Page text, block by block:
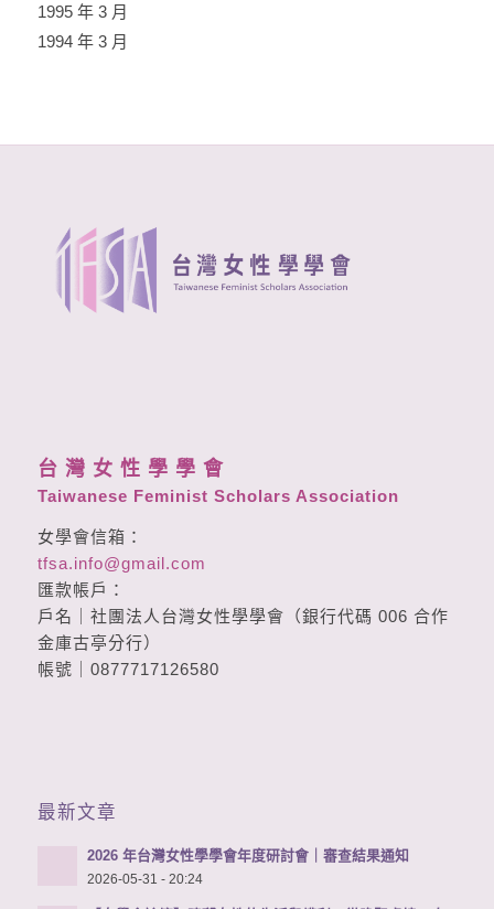
1995 年 3 月
1994 年 3 月
台 灣 女 性 學 學 會
Taiwanese Feminist Scholars Association
女學會信箱：
tfsa.info@gmail.com
匯款帳戶：
戶名｜社團法人台灣女性學學會（銀行代碼 006 合作
金庫古亭分行）
帳號｜0877717126580
最新文章
2026 年台灣女性學學會年度研討會｜審查結果通知
2026-05-31 - 20:24